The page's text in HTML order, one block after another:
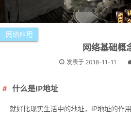
网络应用
网络基础概
发表于 2018-11-11
什么是IP地址
就好比现实生活中的地址，IP地址的作